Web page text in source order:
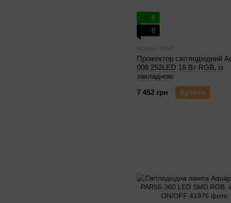
8
8
Артикул: 42447
Прожектор світлодіодний
008 252LED 18 Вт RGB, із
закладною
7 452 грн
Купити